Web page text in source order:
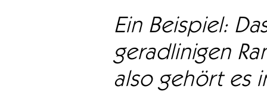
Ein Beispiel:
geradlinigen
also gehört es